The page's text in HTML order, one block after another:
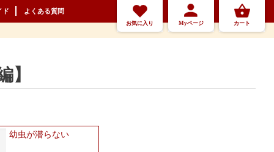
ド よくある質問
お気に入り Myページ カート
】
幼虫が潜らない